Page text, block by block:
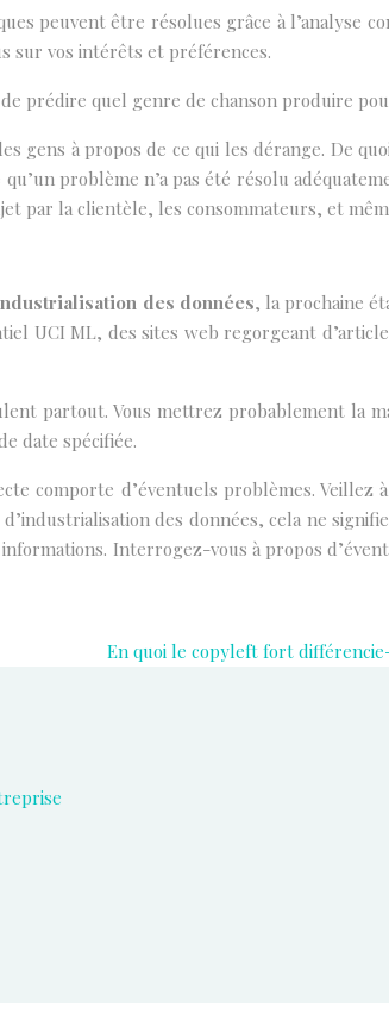
peuvent être résolues grâce à l’analyse
sur vos intérêts et préférences.
prédire quel genre de chanson produire
gens à propos de ce qui les dérange. De
problème n’a pas été résolu
par la clientèle, les consommateurs, et
des données, la prochaine
ML, des sites web regorgeant
partout. Vous mettrez probablement la
date spécifiée.
comporte d’éventuels problèmes.
des données, cela ne
Interrogez-vous à propos
En quoi le copyleft fort